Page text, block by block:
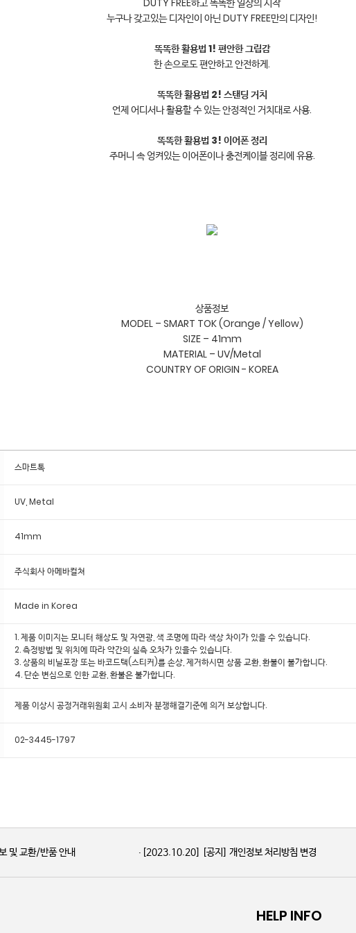
DUTY FREE하고 똑똑한 일상의 시작
누구나 갖고있는 디자인이 아닌 DUTY FREE만의 디자인!
똑똑한 활용법 1! 편안한 그립감
한 손으로도 편안하고 안전하게.
똑똑한 활용법 2! 스탠딩 거치
언제 어디서나 활용할 수 있는 안정적인 거치대로 사용.
똑똑한 활용법 3! 이어폰 정리
주머니 속 엉켜있는 이어폰이나 충전케이블 정리에 유용.
상품정보
MODEL – SMART TOK (Orange / Yellow)
SIZE – 41mm
MATERIAL – UV/Metal
COUNTRY OF ORIGIN - KOREA
스마트톡
UV, Metal
41mm
주식회사 아메바컬쳐
Made in Korea
1. 제품 이미지는 모니터 해상도 및 자연광, 색 조명에 따라 색상 차이가 있을 수 있습니다.
2. 측정방법 및 위치에 따라 약간의 실측 오차가 있을수 있습니다.
3. 상품의 비닐포장 또는 바코드택(스티커)를 손상, 제거하시면 상품 교환, 환불이 불가합니다.
4. 단순 변심으로 인한 교환, 환불은 불가합니다.
제품 이상시 공정거래위원회 고시 소비자 분쟁해결기준에 의거 보상합니다.
02-3445-1797
및 교환/반품 안내 [2023.10.20] [공지] 개인정보 처리방침 변경
HELP INFO